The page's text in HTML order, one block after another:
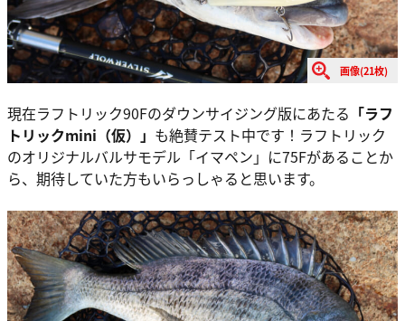
画像(21枚)
現在ラフトリック90Fのダウンサイジング版にあたる 「ラフ
トリックmini（仮）」 も絶賛テスト中です！ラフトリック
のオリジナルバルサモデル「イマペン」に75Fがあることか
ら、期待していた方もいらっしゃると思います。